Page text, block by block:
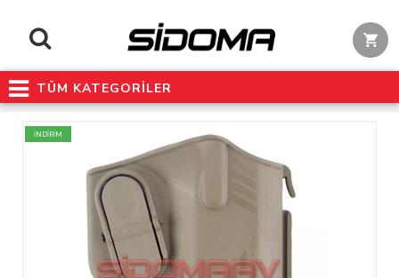
TÜM KATEGORİLER
İNDİRİM